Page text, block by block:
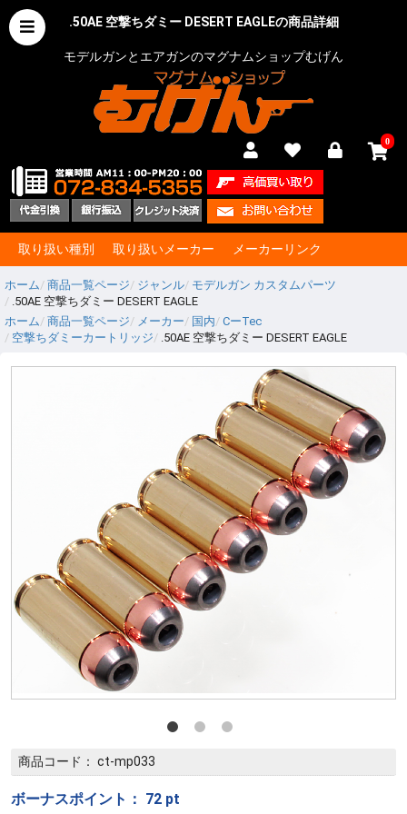
.50AE 空撃ちダミー DESERT EAGLEの商品詳細
モデルガンとエアガンのマグナムショップむげん
0
取り扱い種別 取り扱いメーカー メーカーリンク
ホーム 商品一覧ページ ジャンル モデルガン カスタムパーツ
.50AE 空撃ちダミー DESERT EAGLE
ホーム 商品一覧ページ メーカー 国内 CーTec
空撃ちダミーカートリッジ
.50AE 空撃ちダミー DESERT EAGLE
商品コード： ct-mp033
ボーナスポイント： 72 pt